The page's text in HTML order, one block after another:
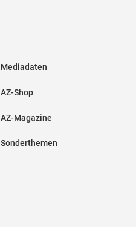
Mediadaten
AZ-Shop
AZ-Magazine
Sonderthemen